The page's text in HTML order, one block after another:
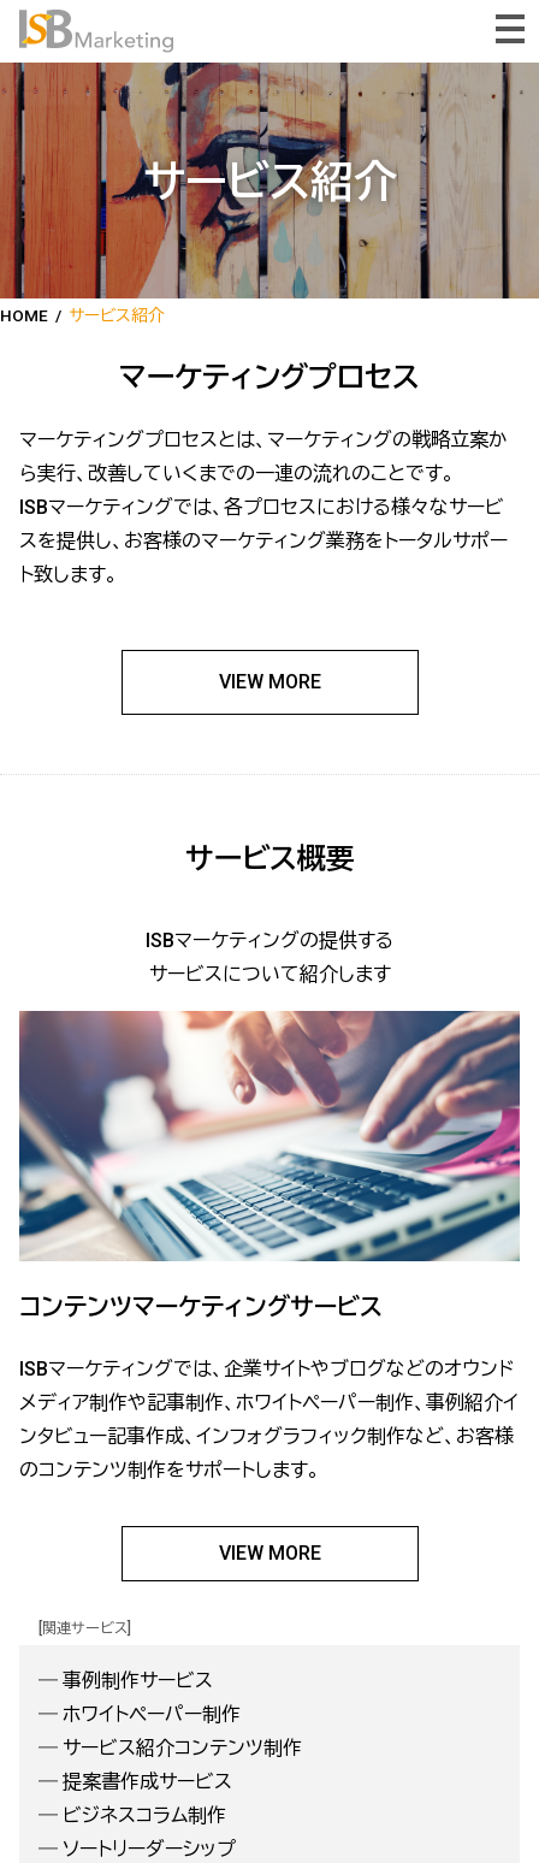
サービス紹介
HOME / サービス紹介
マーケティングプロセス
マーケティングプロセスとは、マーケティングの戦略立案か
ら実行、改善していくまでの一連の流れのことです。
ISBマーケティングでは、各プロセスにおける様々なサービ
スを提供し、お客様のマーケティング業務をトータルサポー
ト致します。
VIEW MORE
サービス概要
ISBマーケティングの提供する
サービスについて紹介します
コンテンツマーケティングサービス
ISBマーケティングでは、企業サイトやブログなどのオウンド
メディア制作や記事制作、ホワイトペーパー制作、事例紹介イ
ンタビュー記事作成、インフォグラフィック制作など、お客様
のコンテンツ制作をサポートします。
VIEW MORE
[関連サービス]
― 事例制作サービス
― ホワイトペーパー制作
― サービス紹介コンテンツ制作
― 提案書作成サービス
― ビジネスコラム制作
― ソートリーダーシップ